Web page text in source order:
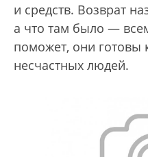
и средств. Возврат
а что там было —
поможет, они готовы
несчастных людей.